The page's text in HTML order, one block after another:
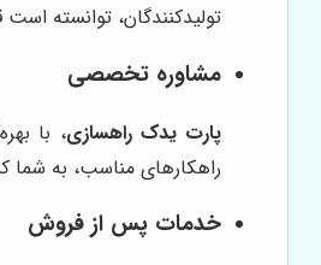
تولیدکنندگان، توانسته
مشاوره تخصصی
پارت یدک راهسازی، با
راهکارهای مناسب، به شما
خدمات پس از فروش